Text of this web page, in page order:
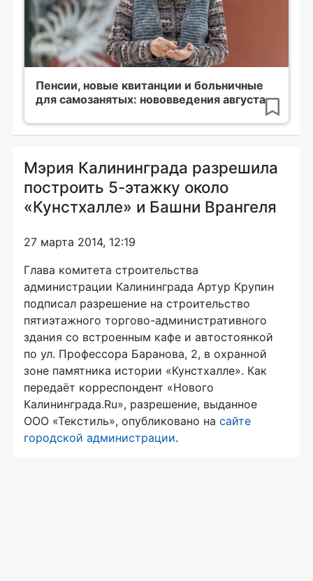
Пенсии, новые квитанции и больничные
для самозанятых: нововведения августа
Мэрия Калининграда разрешила
построить 5-этажку около
«Кунстхалле» и Башни Врангеля
27 марта 2014, 12:19
Глава комитета строительства
администрации Калининграда Артур Крупин
подписал разрешение на строительство
пятиэтажного торгово-административного
здания со встроенным кафе и автостоянкой
по ул. Профессора Баранова, 2, в охранной
зоне памятника истории «Кунстхалле». Как
передаёт корреспондент «Нового
Калининграда.Ru», разрешение, выданное
ООО «Текстиль», опубликовано на сайте
городской администрации.